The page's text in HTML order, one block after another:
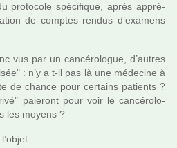
pro­to­cole spé­ci­fi­que, après appré­
de comp­tes rendus d’exa­mens
vus par un can­cé­ro­lo­gue, d’autres
: n’y a t-il pas là une méde­cine à
de chance pour cer­tains patients ?
paie­ront pour voir le can­cé­ro­lo­
les moyens ?
: